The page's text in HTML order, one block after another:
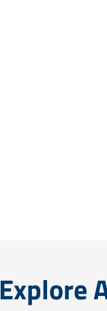
Explore